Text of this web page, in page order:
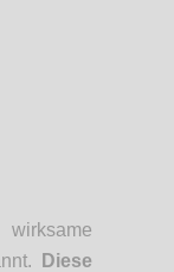
Diese